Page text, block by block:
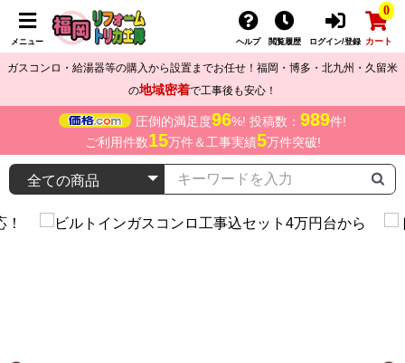
メニュー ヘルプ 閲覧履歴 ログイン/登録
0
カート
ガスコンロ・給湯器等の購入から設置までお任せ！福岡・博多・北九州・久留米
の地域密着で工事後も安心！
圧倒的満足度96%! 投稿数： 989件!
ご利用件数15万件＆工事実績5万件突破!